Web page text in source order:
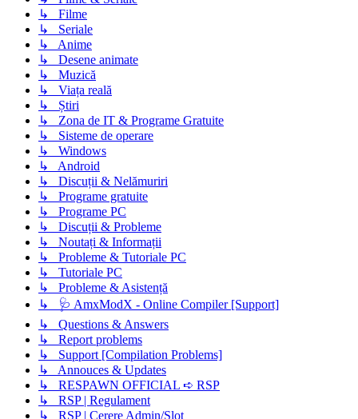
↳ Filme
↳ Seriale
↳ Anime
↳ Desene animate
↳ Muzică
↳ Viața reală
↳ Știri
↳ Zona de IT & Programe Gratuite
↳ Sisteme de operare
↳ Windows
↳ Android
↳ Discuții & Nelămuriri
↳ Programe gratuite
↳ Programe PC
↳ Discuții & Probleme
↳ Noutați & Informații
↳ Probleme & Tutoriale PC
↳ Tutoriale PC
↳ Probleme & Asistență
↳ 🩺 AmxModX - Online Compiler [Support]
↳ Questions & Answers
↳ Report problems
↳ Support [Compilation Problems]
↳ Annouces & Updates
↳ RESPAWN OFFICIAL ➪ RSP
↳ RSP | Regulament
↳ RSP | Cerere Admin/Slot